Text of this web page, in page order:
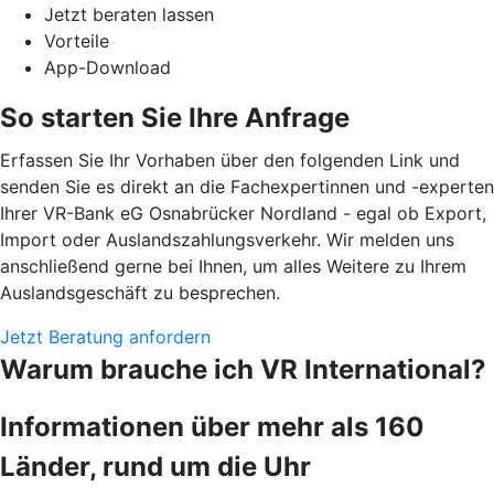
Jetzt beraten lassen
Vorteile
App-Download
So starten Sie Ihre Anfrage
Erfassen Sie Ihr Vorhaben über den folgenden Link und
senden Sie es direkt an die Fachexpertinnen und -experten
Ihrer VR-Bank eG Osnabrücker Nordland - egal ob Export,
Import oder Auslandszahlungsverkehr. Wir melden uns
anschließend gerne bei Ihnen, um alles Weitere zu Ihrem
Auslandsgeschäft zu besprechen.
Jetzt Beratung anfordern
Warum brauche ich VR International?
Informationen über mehr als 160
Länder, rund um die Uhr